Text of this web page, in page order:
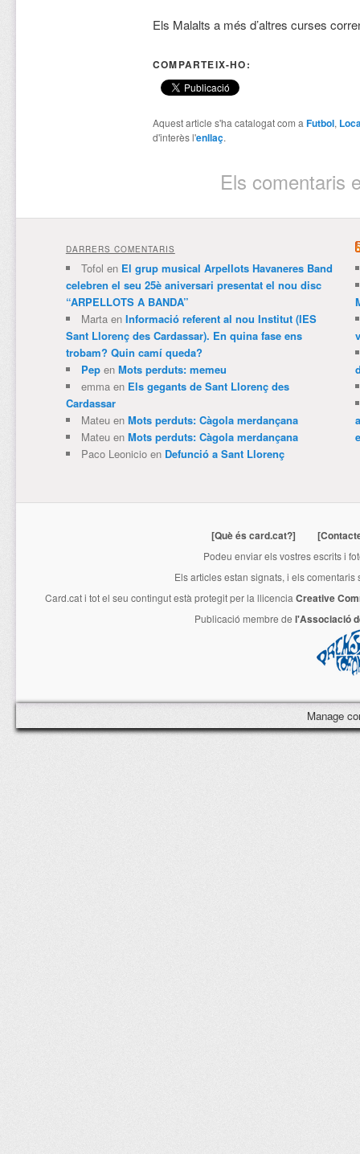
Els Malalts a més d’altres curses
COMPARTEIX-HO:
Aquest article s'ha catalogat com a Futbol,
d'interès l'enllaç.
Els comentaris
DARRERS COMENTARIS
Tofol en El grup musical Arpellots Havaneres Band
celebren el seu 25è aniversari presentat el nou disc
“ARPELLOTS A BANDA”
Martaen Informació referent al nou Institut (IES
Sant Llorenç des Cardassar). En quina fase ens
trobam? Quin camí queda?
Pepen Mots perduts: memeu
emmaen Els gegants de Sant Llorenç des
Cardassar
Mateuen Mots perduts: Càgola merdançana
Mateuen Mots perduts: Càgola merdançana
Paco Leonicioen Defunció a Sant Llorenç
[Què és card.cat?]
Podeu enviar els vostres escrits i
Els articles estan signats, i els
Card.cati tot el seu contingut està protegit per la llicencia Creative
Publicació membre de l'Associació
Manage